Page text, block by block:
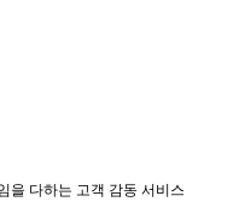
을 다하는 고객 감동 서비스